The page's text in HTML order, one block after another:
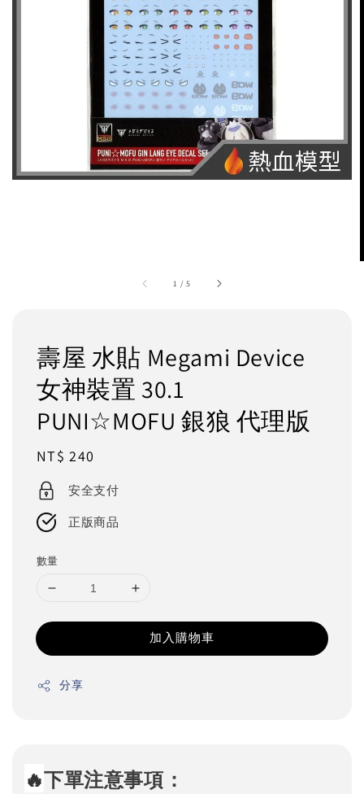
1 /5
壽屋 水貼 Megami Device
女神裝置 30.1
PUNI☆MOFU 銀狼 代理版
Regular
price
NT$ 240
安全支付
正版商品
數量
加入購物車
分享
🔥下單注意事項：